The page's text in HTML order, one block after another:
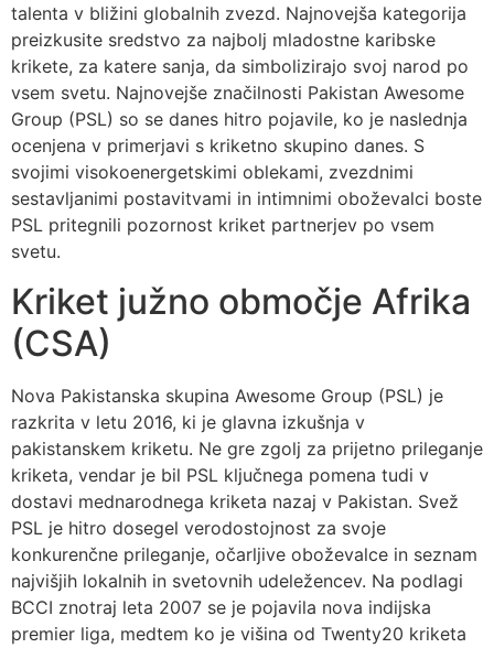
talenta v bližini globalnih zvezd. Najnovejša kategorija
preizkusite sredstvo za najbolj mladostne karibske
krikete, za katere sanja, da simbolizirajo svoj narod po
vsem svetu. Najnovejše značilnosti Pakistan Awesome
Group (PSL) so se danes hitro pojavile, ko je naslednja
ocenjena v primerjavi s kriketno skupino danes. S
svojimi visokoenergetskimi oblekami, zvezdnimi
sestavljanimi postavitvami in intimnimi oboževalci boste
PSL pritegnili pozornost kriket partnerjev po vsem
svetu.
Kriket južno območje Afrika
(CSA)
Nova Pakistanska skupina Awesome Group (PSL) je
razkrita v letu 2016, ki je glavna izkušnja v
pakistanskem kriketu. Ne gre zgolj za prijetno prileganje
kriketa, vendar je bil PSL ključnega pomena tudi v
dostavi mednarodnega kriketa nazaj v Pakistan. Svež
PSL je hitro dosegel verodostojnost za svoje
konkurenčne prileganje, očarljive oboževalce in seznam
najvišjih lokalnih in svetovnih udeležencev. Na podlagi
BCCI znotraj leta 2007 se je pojavila nova indijska
premier liga, medtem ko je višina od Twenty20 kriketa